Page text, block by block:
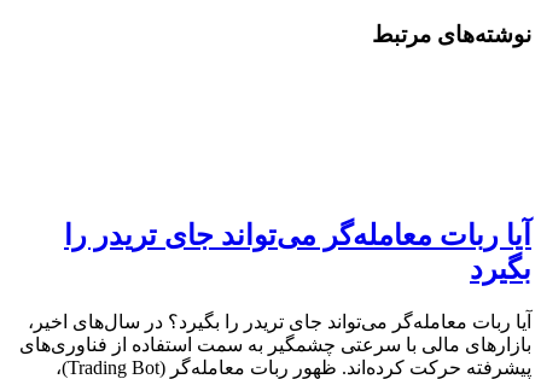
نوشته‌های مرتبط
آیا ربات معامله‌گر می‌تواند جای تریدر را
بگیرد
آیا ربات معامله‌گر می‌تواند جای تریدر را بگیرد؟ در سال‌های اخیر،
بازارهای مالی با سرعتی چشمگیر به سمت استفاده از فناوری‌های
پیشرفته حرکت کرده‌اند. ظهور ربات معامله‌گر (Trading Bot)،